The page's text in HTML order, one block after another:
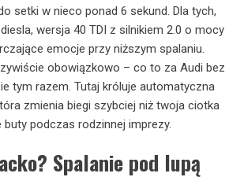
setki w nieco ponad 6 sekund. Dla tych,
wersja 40 TDI z silnikiem 2.0 o mocy
emocje przy niższym spalaniu.
obowiązkowo – co to za Audi bez
tym razem. Tutaj króluje automatyczna
zmienia biegi szybciej niż twoja ciotka
podczas rodzinnej imprezy.
Spalanie pod lupą